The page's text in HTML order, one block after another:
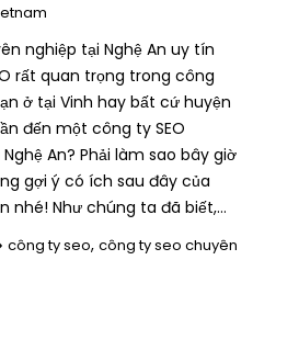
nghiệp tại Nghệ An uy tín
rất quan trọng trong công
ở tại Vinh hay bất cứ huyện
đến một công ty SEO
An? Phải làm sao bây giờ
gợi ý có ích sau đây của
nhé! Như chúng ta đã biết,…
công ty seo, công ty seo chuyên